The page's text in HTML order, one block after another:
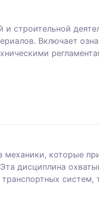
строительной
Включает
механики, которые
дисциплина